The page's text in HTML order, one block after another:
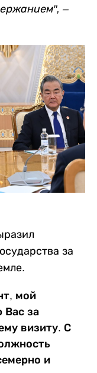
–
за
мой
Вас за
визиту. С
и